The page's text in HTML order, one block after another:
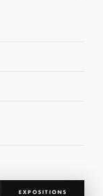
EXPOSITIONS